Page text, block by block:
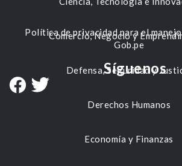
Comercio, Negocio y
Defensa, Seguridad y
Derechos Humanos
Economía y Finanzas
Política de privacidad para el
Gob.pe
Síguenos